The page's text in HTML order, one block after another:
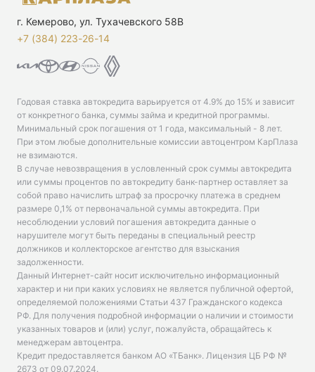
г. Кемерово, ул. Тухачевского 58В
+7 (384) 223-26-14‬
Годовая ставка автокредита варьируется от 4.9% до 15% и зависит
от конкретного банка, суммы займа и кредитной программы.
Минимальный срок погашения от 1 года, максимальный - 8 лет.
При этом любые дополнительные комиссии автоцентром КарПлаза
не взимаются.
В случае невозвращения в условленный срок суммы автокредита
или суммы процентов по автокредиту банк-партнер оставляет за
собой право начислить штраф за просрочку платежа в среднем
размере 0,1% от первоначальной суммы автокредита. При
несоблюдении условий погашения автокредита данные о
нарушителе могут быть переданы в специальный реестр
должников и коллекторское агентство для взыскания
задолженности.
Данный Интернет-сайт носит исключительно информационный
характер и ни при каких условиях не является публичной офертой,
определяемой положениями Статьи 437 Гражданского кодекса
РФ. Для получения подробной информации о наличии и стоимости
указанных товаров и (или) услуг, пожалуйста, обращайтесь к
менеджерам автоцентра.
Кредит предоставляется банком АО «ТБанк». Лицензия ЦБ РФ №
2673 от 09.07.2024.